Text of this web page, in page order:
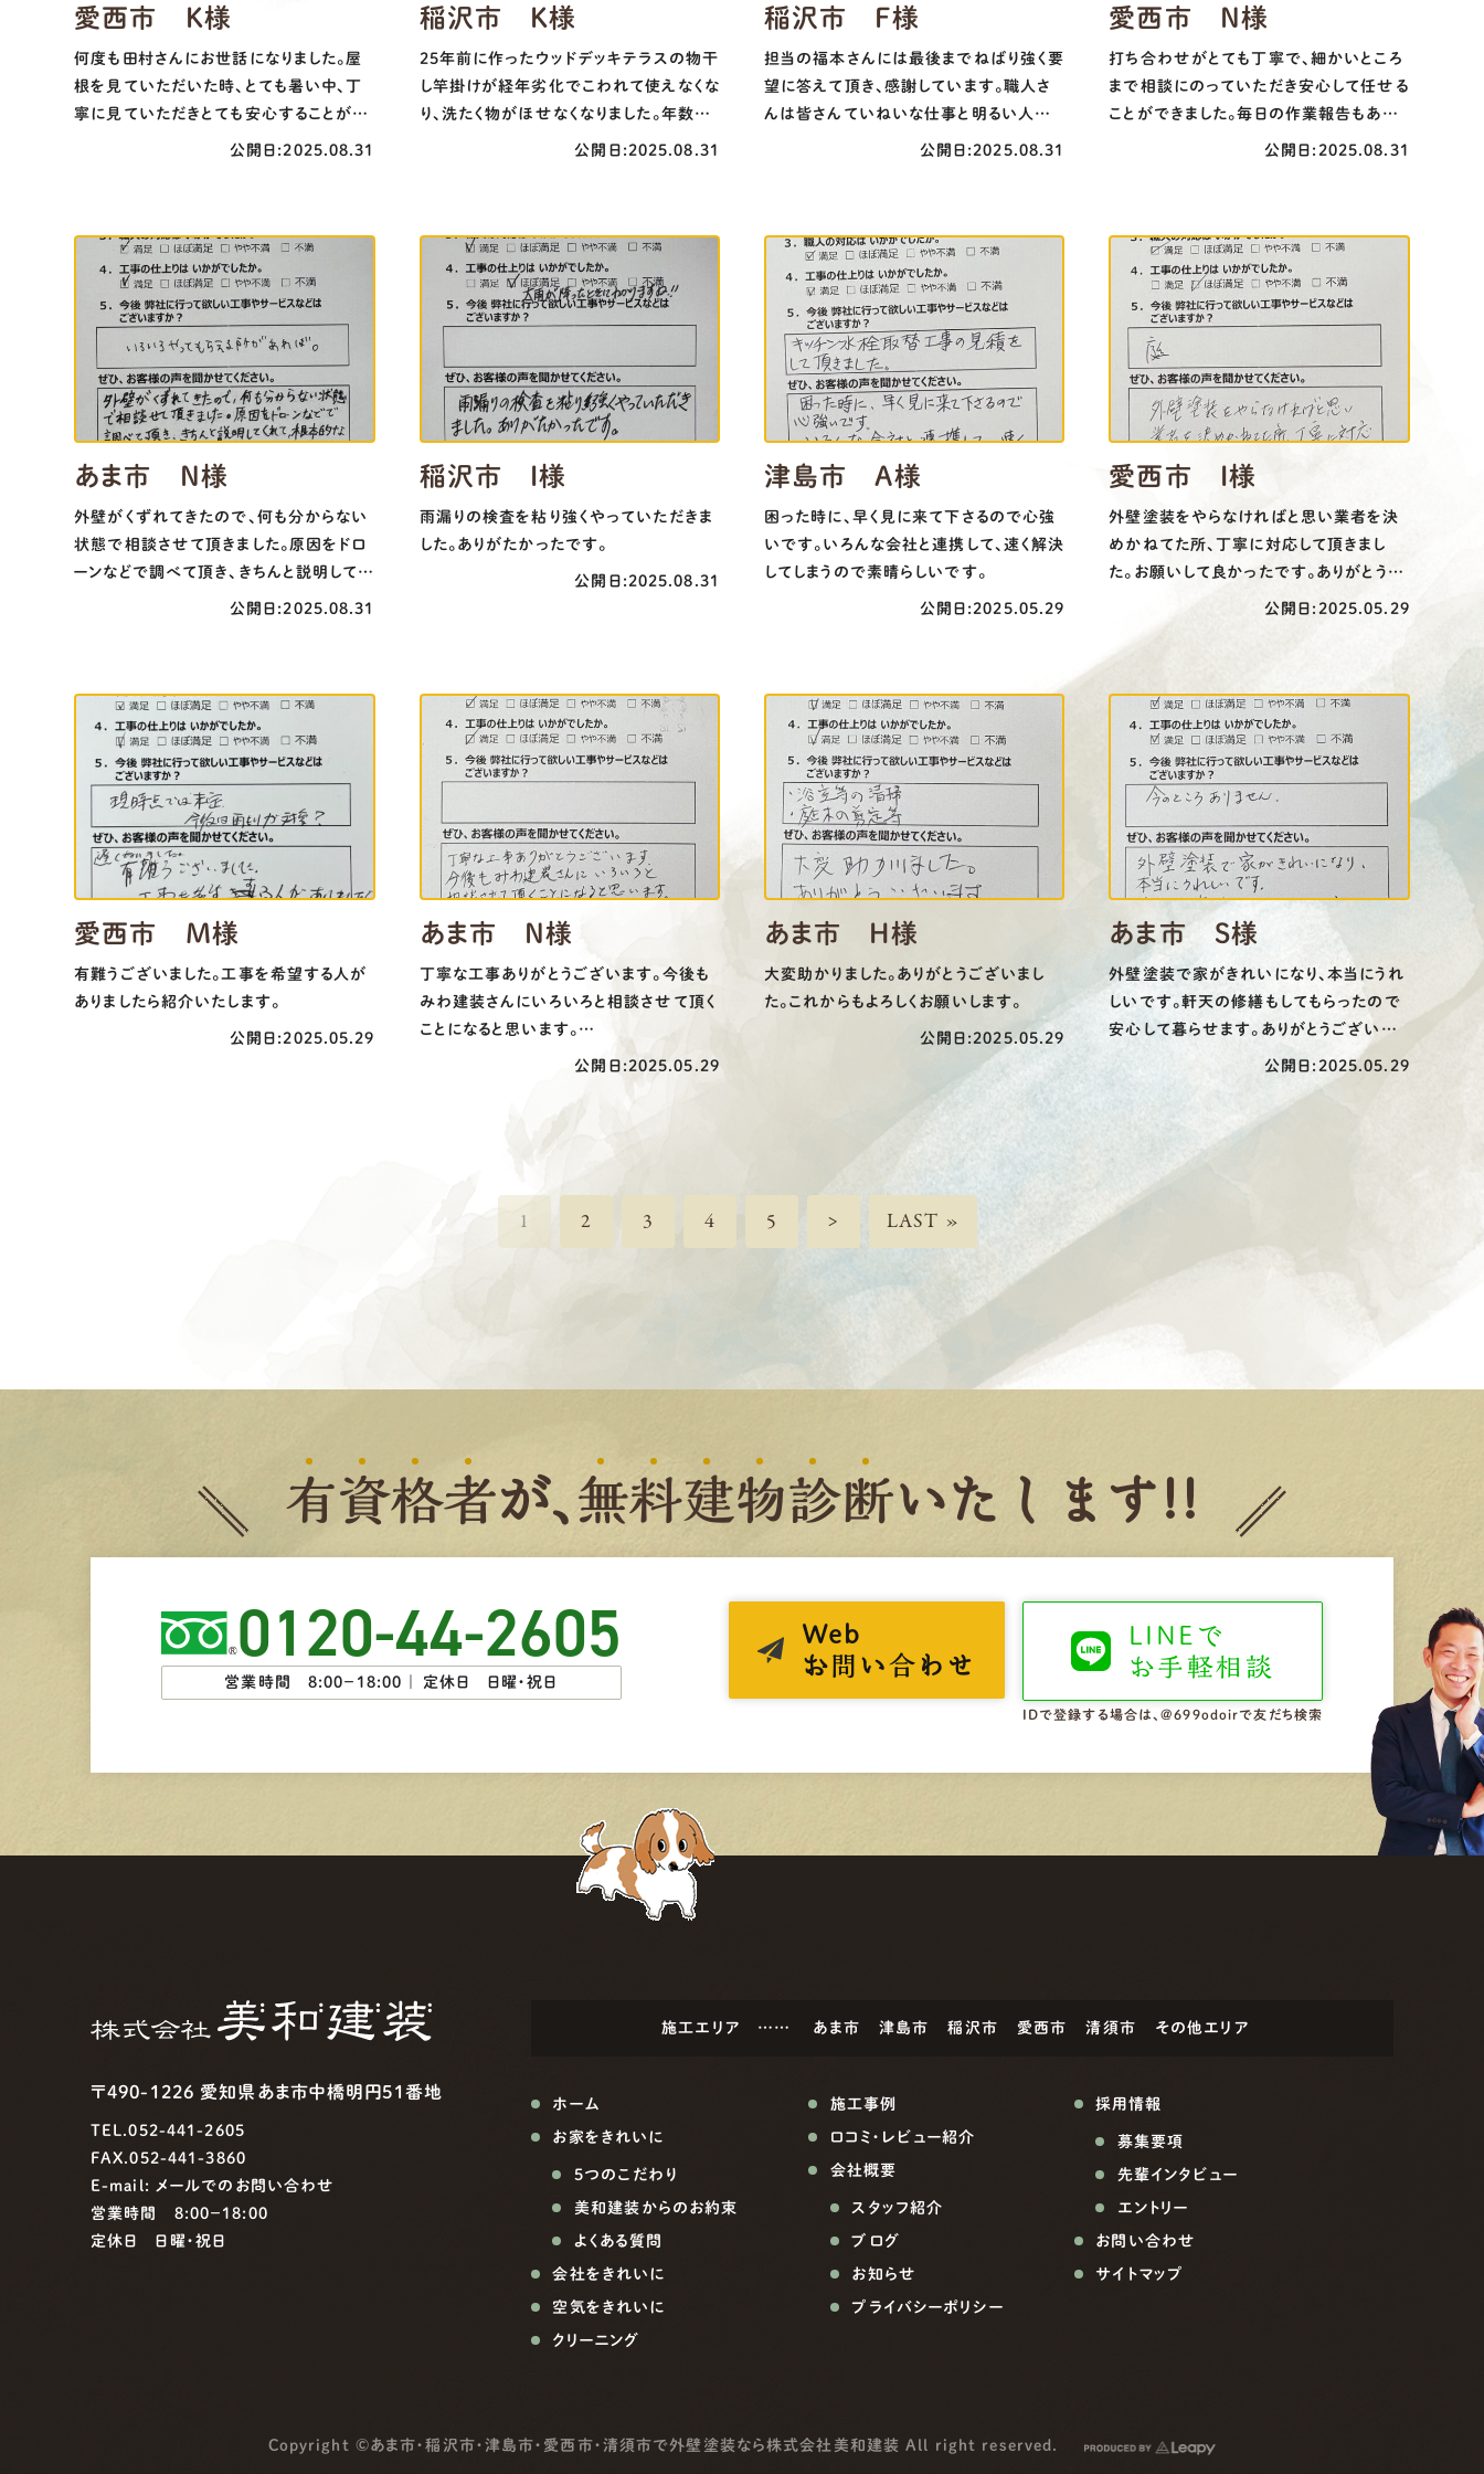
愛西市 K様
何度も田村さんにお世話になりました。屋
根を見ていただいた時、とても暑い中、丁
寧に見ていただきとても安心することがで
きました。築45年の古い住みにくい家でし
公開日:2025.08.31
稲沢市 K様
25年前に作ったウッドデッキテラスの物干
し竿掛けが経年劣化でこわれて使えなくな
り、洗たく物がほせなくなりました。年数も
経っているので、そこだけ交換するのは無
telしたらすぐに来て下さり、とても使いや
すい物干し竿掛けになりました。ありがとう
ございました。
公開日:2025.08.31
稲沢市 F様
担当の福本さんには最後までねばり強く要
望に答えて頂き、感謝しています。職人さ
んは皆さんていねいな仕事と明るい人柄
で毎日楽しくて、仕上りにも満足していま
公開日:2025.08.31
愛西市 N様
打ち合わせがとても丁寧で、細かいところ
まで相談にのっていただき安心して任せる
ことができました。毎日の作業報告もあり
がたかったです。仕上がりも大満足です！
公開日:2025.08.31
あま市 N様
外壁がくずれてきたので、何も分からない
状態で相談させて頂きました。原因をドロ
ーンなどで調べて頂き、きちんと説明してく
れて、根本的な所も修理して頂いてとても
もとてもきれいな仕上がりでした。ありがと
うございました。
公開日:2025.08.31
稲沢市 I様
雨漏りの検査を粘り強くやっていただきま
した。ありがたかったです。
公開日:2025.08.31
津島市 A様
困った時に、早く見に来て下さるので心強
いです。いろんな会社と連携して、速く解決
してしまうので素晴らしいです。
公開日:2025.05.29
愛西市 I様
外壁塗装をやらなければと思い業者を決
めかねてた所、丁寧に対応して頂きまし
た。お願いして良かったです。ありがとうご
公開日:2025.05.29
愛西市 M様
有難うございました。工事を希望する人が
ありましたら紹介いたします。
公開日:2025.05.29
あま市 N様
丁寧な工事ありがとうございます。今後も
みわ建装さんにいろいろと相談させて頂く
ことになると思います。
その時はまたよろしくお願い致します。
公開日:2025.05.29
あま市 H様
大変助かりました。ありがとうございまし
た。これからもよろしくお願いします。
公開日:2025.05.29
あま市 S様
外壁塗装で家がきれいになり、本当にうれ
しいです。軒天の修繕もしてもらったので
安心して暮らせます。ありがとうございまし
公開日:2025.05.29
1 2 3 4 5 > LAST »
有資格者が、 無料建物診断いたします!!
0120-44-2605
営業時間 8:00−18:00 ｜ 定休日 日曜・祝日
Web
お問い合わせ
LINEで
お手軽相談
IDで登録する場合は、@699odoirで友だち検索
〒490-1226 愛知県あま市中橋明円51番地
TEL.052-441-2605
FAX.052-441-3860
E-mail: メールでのお問い合わせ
営業時間 8:00−18:00
定休日 日曜・祝日
施工エリア …… あま市 津島市 稲沢市 愛西市 清須市 その他エリア
ホーム
お家をきれいに
5つのこだわり
美和建装からのお約束
よくある質問
会社をきれいに
空気をきれいに
クリーニング
施工事例
口コミ・レビュー紹介
会社概要
スタッフ紹介
ブログ
お知らせ
プライバシーポリシー
採用情報
募集要項
先輩インタビュー
エントリー
お問い合わせ
サイトマップ
Copyright ©あま市・稲沢市・津島市・愛西市・清須市で外壁塗装なら株式会社美和建装 All right reserved.